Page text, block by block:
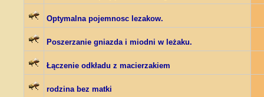
Optymalna pojemnosc lezakow.
Poszerzanie gniazda i miodni w leżaku.
Łączenie odkładu z macierzakiem
rodzina bez matki